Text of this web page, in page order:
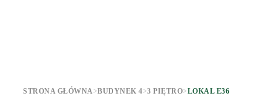
STRONA GŁÓWNA>BUDYNEK 4>3 PIĘTRO>LOKAL E36